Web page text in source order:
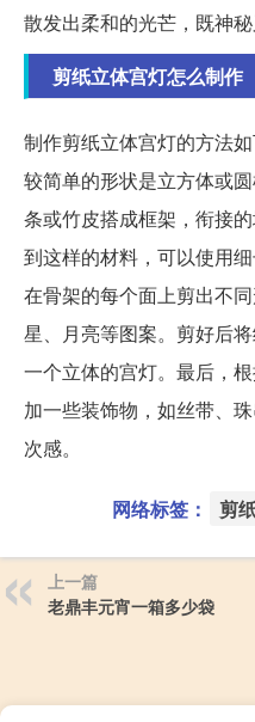
散发出柔和的光芒，既神秘
剪纸立体宫灯怎么制作
制作剪纸立体宫灯的方法
较简单的形状是立方体或
条或竹皮搭成框架，衔接
到这样的材料，可以使用
在骨架的每个面上剪出不
星、月亮等图案。剪好后
一个立体的宫灯。最后，
加一些装饰物，如丝带、
次感。
网络标签： 剪
上一篇
老鼎丰元宵一箱多少袋